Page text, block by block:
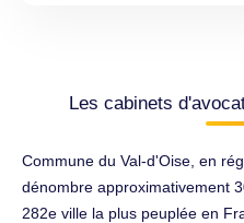
Les cabinets
Commune du Val-d'Oise, en
dénombre approximativement
282e ville la plus peuplée en